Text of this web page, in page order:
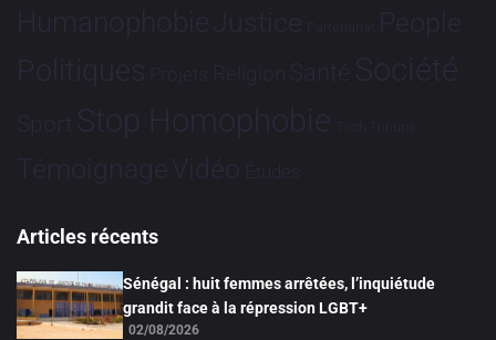
HumanophobieJustice Partenariat People
Politiques Projets Religion Santé Société
Sport Stop Homophobie Tech Tribune
TémoignageVidéo Études
Articles récents
Sénégal : huit femmes arrêtées, l’inquiétude
grandit face à la répression LGBT+
02/08/2026